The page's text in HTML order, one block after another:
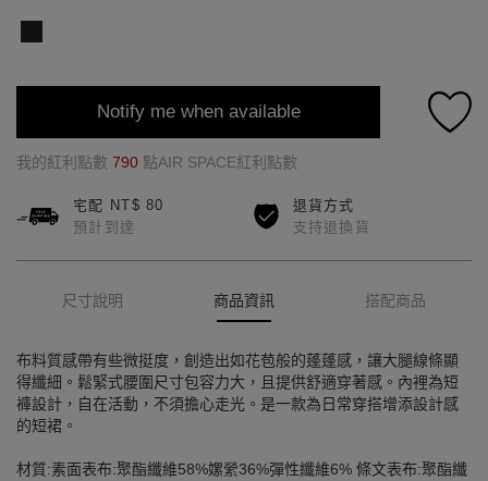
Notify me when available
我的紅利點數 790 點AIR SPACE紅利點數
宅配 NT$ 80
預計到達
退貨方式
支持退換貨
尺寸說明 商品資訊 搭配商品
布料質感帶有些微挺度，創造出如花苞般的蓬蓬感，讓大腿線條顯
得纖細。鬆緊式腰圍尺寸包容力大，且提供舒適穿著感。內裡為短
褲設計，自在活動，不須擔心走光。是一款為日常穿搭增添設計感
的短裙。
材質:素面表布:聚酯纖維58%嫘縈36%彈性纖維6% 條文表布:聚酯纖